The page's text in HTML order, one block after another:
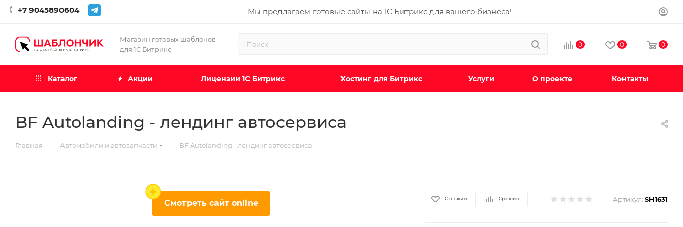
+7 9045890604 Мы предлагаем готовые сайты на 1С Битрикс для вашего бизнеса!
Магазин готовых шаблонов
для 1С Битрикс
0 0 0
Каталог Акции Лицензии 1С Битрикс Хостинг для Битрикс Услуги О проекте Контакты
BF Autolanding - лендинг автосервиса
Главная — Автомобили и автозапчасти — BF Autolanding - лендинг автосервиса
Смотреть сайт online Отложить Сравнить Артикул: SH1631